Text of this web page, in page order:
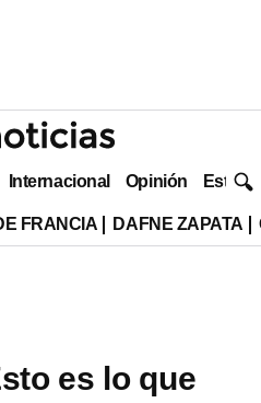
Internacional Opinión Estilo
FRANCIA DAFNE ZAPATA
es lo que